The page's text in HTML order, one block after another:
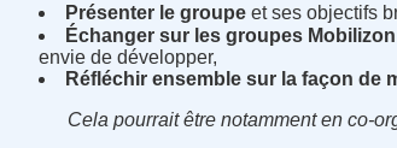
Présenter le groupe et ses objectifs
Échanger sur les groupes Mobilizon
envie de développer,
Réfléchir ensemble sur la façon de
Cela pourrait être notamment en co-